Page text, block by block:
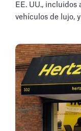
EE. UU., incluidos
vehículos de lujo,